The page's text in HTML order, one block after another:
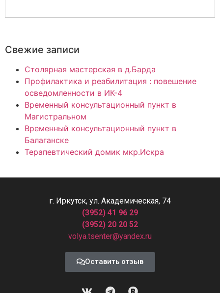
Свежие записи
Столярная мастерская в д.Барда
Профилактика и реабилитация : повешение
осведомленности в ИК-4
Временный консультационный пункт в
Магистральном
Временный консультационный пункт в
Балаганске
Терапевтический домик мкр.Искра
г. Иркутск, ул. Академическая, 74
(3952) 41 96 29
(3952) 20 20 52
volya.tsenter@yandex.ru
Оставить отзыв